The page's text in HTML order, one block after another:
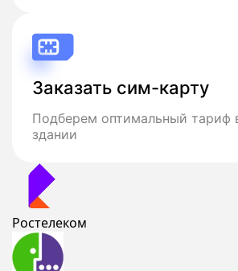
Заказать сим-карту
Подберем оптимальный тариф
здании
Ростелеком